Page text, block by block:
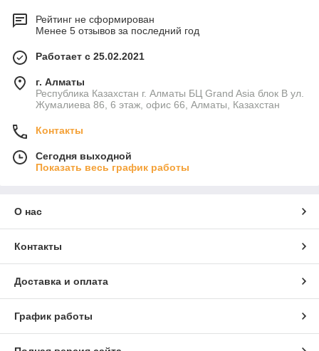
Рейтинг не сформирован
Менее 5 отзывов за последний год
Работает с 25.02.2021
г. Алматы
Республика Казахстан г. Алматы БЦ Grand Asia блок B ул.
Жумалиева 86, 6 этаж, офис 66, Алматы, Казахстан
Контакты
Сегодня выходной
Показать весь график работы
О нас
Контакты
Доставка и оплата
График работы